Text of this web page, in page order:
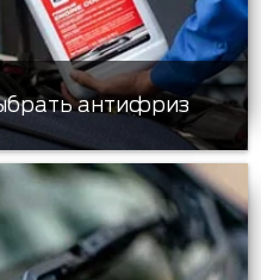
антифриз